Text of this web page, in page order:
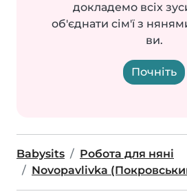
докладемо всіх
об'єднати сім'ї з
ви.
Почніть
Babysits
Робота для няні
Novopavlivka